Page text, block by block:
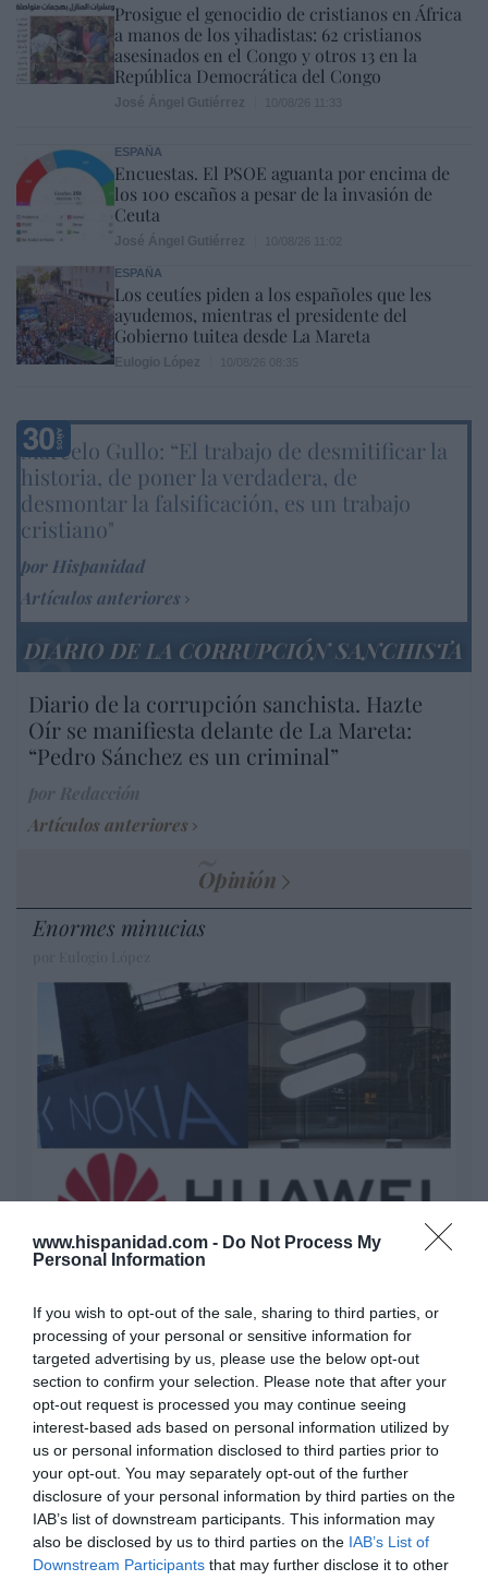
www.hispanidad.com - Do Not Process My
Personal Information
If you wish to opt-out of the sale, sharing to third parties, or
processing of your personal or sensitive information for
targeted advertising by us, please use the below opt-out
section to confirm your selection. Please note that after your
opt-out request is processed you may continue seeing
interest-based ads based on personal information utilized by
us or personal information disclosed to third parties prior to
your opt-out. You may separately opt-out of the further
disclosure of your personal information by third parties on the
IAB’s list of downstream participants. This information may
also be disclosed by us to third parties on the IAB’s List of
Downstream Participants that may further disclose it to other
Prosigue el genocidio de cristianos en África
a manos de los yihadistas: 62 cristianos
asesinados en el Congo y otros 13 en la
República Democrática del Congo
ESPAÑA
Encuestas. El PSOE aguanta por encima de
los 100 escaños a pesar de la invasión de
Ceuta
ESPAÑA
Los ceutíes piden a los españoles que les
ayudemos, mientras el presidente del
Gobierno tuitea desde La Mareta
Marcelo Gullo: “El trabajo de desmitificar la
historia, de poner la verdadera, de
desmontar la falsificación, es un trabajo
cristiano"
por Hispanidad
Artículos anteriores
DIARIO DE LA CORRUPCIÓN SANCHISTA
Diario de la corrupción sanchista. Hazte
Oír se manifiesta delante de La Mareta:
“Pedro Sánchez es un criminal”
Artículos anteriores
Opinión
Enormes minucias
Nokia, Ericsson... Huawei: lo que importan
son las patentes
Isabel Pantoja pierde dos pleitos
con Hacienda por 700.000
euros... suma y sigue
Eulogio López
El IBEX 35 cerró la sesión del
miércoles en los 20.057 puntos,
un nuevo récord
Eulogio López